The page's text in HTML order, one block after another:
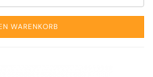
WARENKORB